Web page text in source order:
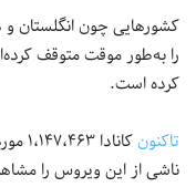
کشورهایی چون انگلستان
را به‌طور موقت متوقف
کرده است.
تاکنون
ناشی از این ویروس را